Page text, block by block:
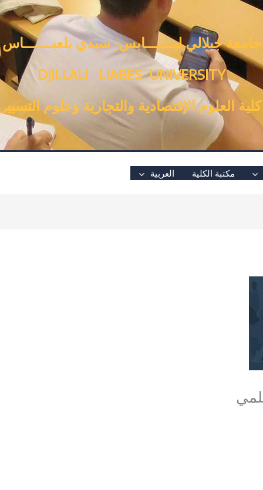
جامعة جيلالي ليـــــــابس- سيدي بلعبـــــــاس
DJILLALI LIABES UNIVERSITY
كلية العلوم الإقتصادية والتجارية وعلوم التسيير
مكتبة الكلية العربية